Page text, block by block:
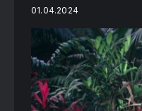
01.04.2024